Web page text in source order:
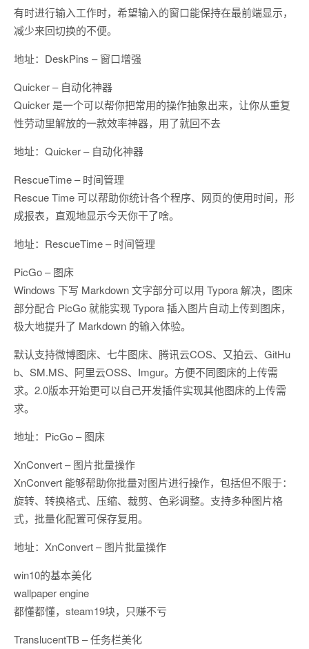
有时进行输入工作时，希望输入的窗口能保持在最前端显示，
减少来回切换的不便。
地址：DeskPins – 窗口增强
Quicker – 自动化神器
Quicker 是一个可以帮你把常用的操作抽象出来，让你从重复
性劳动里解放的一款效率神器，用了就回不去
地址：Quicker – 自动化神器
RescueTime – 时间管理
Rescue Time 可以帮助你统计各个程序、网页的使用时间，形
成报表，直观地显示今天你干了啥。
地址：RescueTime – 时间管理
PicGo – 图床
Windows 下写 Markdown 文字部分可以用 Typora 解决，图床
部分配合 PicGo 就能实现 Typora 插入图片自动上传到图床，
极大地提升了 Markdown 的输入体验。
默认支持微博图床、七牛图床、腾讯云COS、又拍云、GitHu
b、SM.MS、阿里云OSS、Imgur。方便不同图床的上传需
求。2.0版本开始更可以自己开发插件实现其他图床的上传需
求。
地址：PicGo – 图床
XnConvert – 图片批量操作
XnConvert 能够帮助你批量对图片进行操作，包括但不限于：
旋转、转换格式、压缩、裁剪、色彩调整。支持多种图片格
式，批量化配置可保存复用。
地址：XnConvert – 图片批量操作
win10的基本美化
wallpaper engine
都懂都懂，steam19块，只赚不亏
TranslucentTB – 任务栏美化